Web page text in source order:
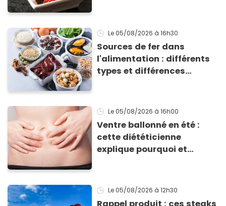
Le 05/08/2026 à 16h30
Sources de fer dans
l'alimentation : différents
types et différences
Le 05/08/2026 à 16h00
Ventre ballonné en été :
cette diététicienne
explique pourquoi et
Le 05/08/2026 à 12h30
Rappel produit : ces steaks